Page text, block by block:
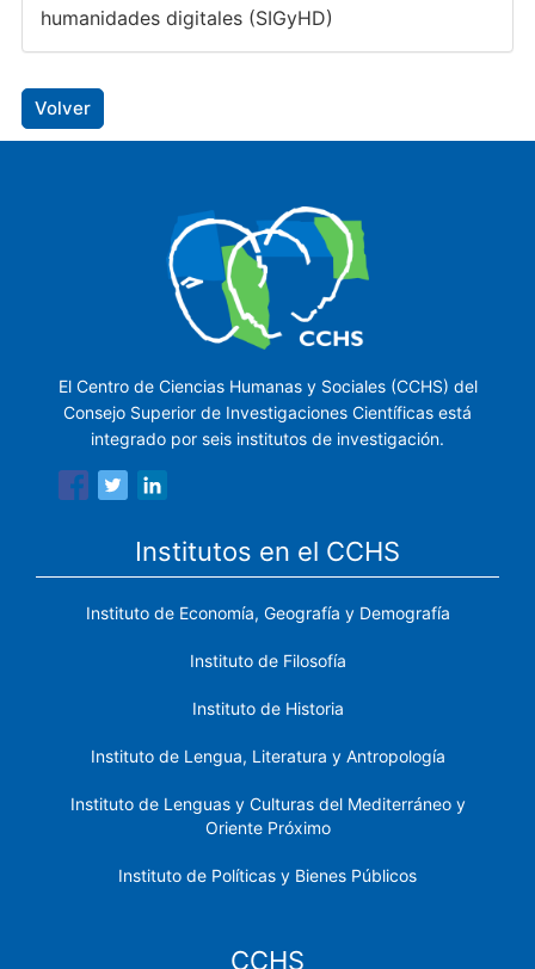
humanidades digitales (SIGyHD)
Volver
El Centro de Ciencias Humanas y Sociales (CCHS) del
Consejo Superior de Investigaciones Científicas está
integrado por seis institutos de investigación.
Institutos en el CCHS
Instituto de Economía, Geografía y Demografía
Instituto de Filosofía
Instituto de Historia
Instituto de Lengua, Literatura y Antropología
Instituto de Lenguas y Culturas del Mediterráneo y
Oriente Próximo
Instituto de Políticas y Bienes Públicos
CCHS